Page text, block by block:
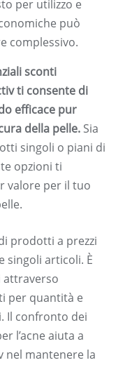
per utilizzo e
può
complessivo.
sconti
ti consente di
efficace pur
della pelle. Sia
singoli o piani di
opzioni ti
valore per il tuo
prodotti a prezzi
singoli articoli. È
attraverso
per quantità e
Il confronto dei
l’acne aiuta a
nel mantenere la